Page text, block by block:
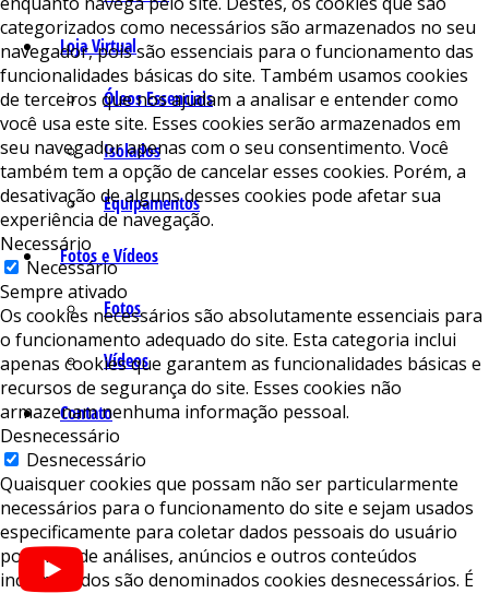
Loja Virtual
Óleos Essenciais
Isolados
Equipamentos
Fotos e Vídeos
Fotos
Vídeos
Contato
categorizados como necessários são armazenados no seu
navegador, pois são essenciais para o funcionamento das
funcionalidades básicas do site. Também usamos cookies
de terceiros que nos ajudam a analisar e entender como
você usa este site. Esses cookies serão armazenados em
seu navegador apenas com o seu consentimento. Você
também tem a opção de cancelar esses cookies. Porém, a
desativação de alguns desses cookies pode afetar sua
experiência de navegação.
Necessário
Necessário
Sempre ativado
Os cookies necessários são absolutamente essenciais para
o funcionamento adequado do site. Esta categoria inclui
apenas cookies que garantem as funcionalidades básicas e
recursos de segurança do site. Esses cookies não
armazenam nenhuma informação pessoal.
Desnecessário
Desnecessário
Quaisquer cookies que possam não ser particularmente
necessários para o funcionamento do site e sejam usados ​​
especificamente para coletar dados pessoais do usuário
por meio de análises, anúncios e outros conteúdos
incorporados são denominados cookies desnecessários. É